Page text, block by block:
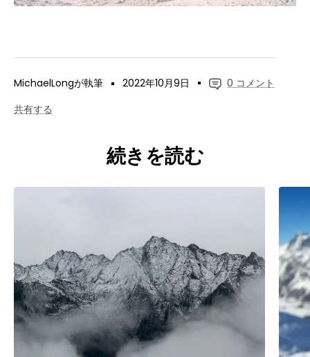
MichaelLongが執筆 2022年10月9日
0 コメント
共有する
続きを読む